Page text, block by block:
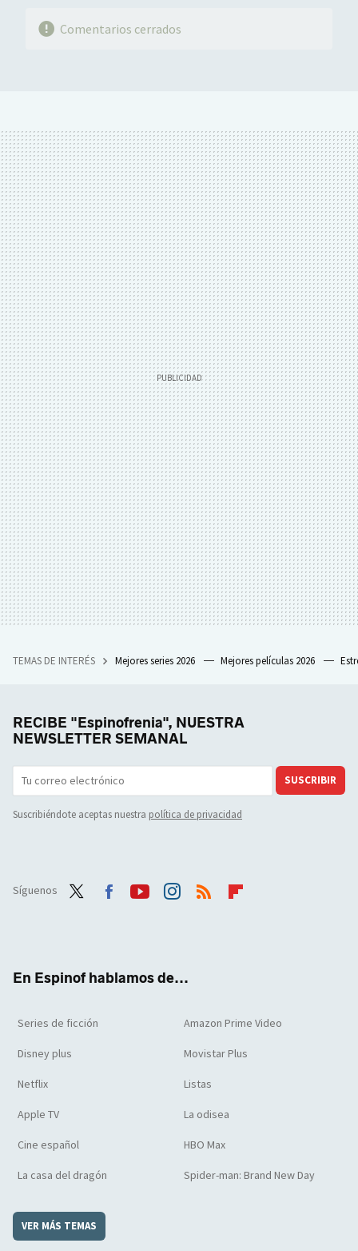
Comentarios cerrados
TEMAS DE INTERÉS Mejores series 2026 Mejores películas 2026
RECIBE "Espinofrenia", NUESTRA
NEWSLETTER SEMANAL
SUSCRIBIR
Suscribiéndote aceptas nuestra política de privacidad
Síguenos
En Espinof hablamos de...
Series de ficción Amazon Prime Video
Disney plus Movistar Plus
Netflix Listas
Apple TV La odisea
Cine español HBO Max
La casa del dragón Spider-man: Brand New Day
VER MÁS TEMAS